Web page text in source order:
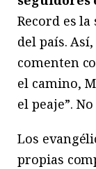
Record es
del país.
comenten
el camino,
el peaje”.
Los
propias